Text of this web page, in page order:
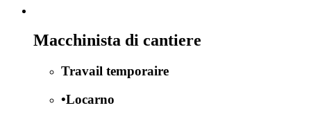
Macchinista di cantiere
Travail temporaire
•Locarno